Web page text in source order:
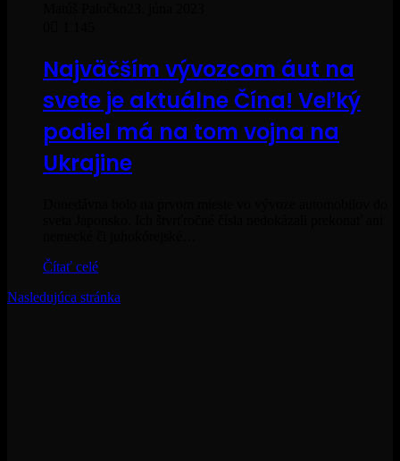
Najväčším vývozcom áut na
svete je aktuálne Čína! Veľký
podiel má na tom vojna na
Ukrajine
Čítať celé
Nasledujúca stránka